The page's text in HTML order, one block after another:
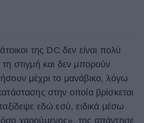
της DC δεν είναι πολύ
στιγμή και δεν μπορούν
μέχρι το μανάβικο, λόγω
στην οποία βρίσκεται
εδώ εσύ, ειδικά μέσω
χαρούμενος», της απάντησε